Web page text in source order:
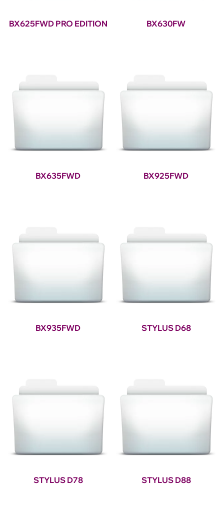
BX625FWD PRO EDITION BX630FW
BX635FWD BX925FWD
BX935FWD STYLUS D68
STYLUS D78 STYLUS D88